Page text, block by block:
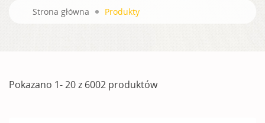
Strona główna Produkty
Pokazano 1- 20 z 6002 produktów